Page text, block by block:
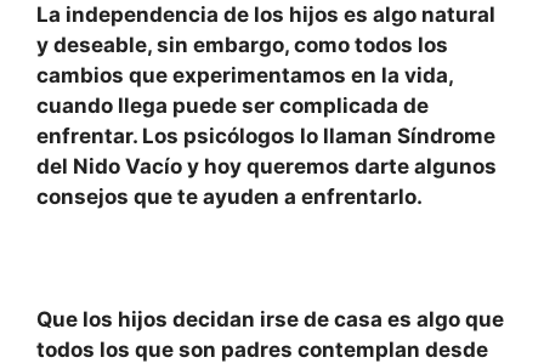
at
s
A
p
p
c
e
b
o
o
k
e
dI
n
m
p
ar
tir
La independencia de los hijos es algo natural
y deseable, sin embargo, como todos los
cambios que experimentamos en la vida,
cuando llega puede ser complicada de
enfrentar. Los psicólogos lo llaman Síndrome
del Nido Vacío y hoy queremos darte algunos
consejos que te ayuden a enfrentarlo.
Que los hijos decidan irse de casa es algo que
todos los que son padres contemplan desde